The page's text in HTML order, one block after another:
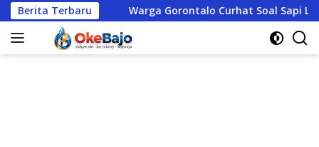
Langsung
ke
konten
Berita Terbaru
Warga Gorontalo Curhat Soal Sapi Liar hingga Judi